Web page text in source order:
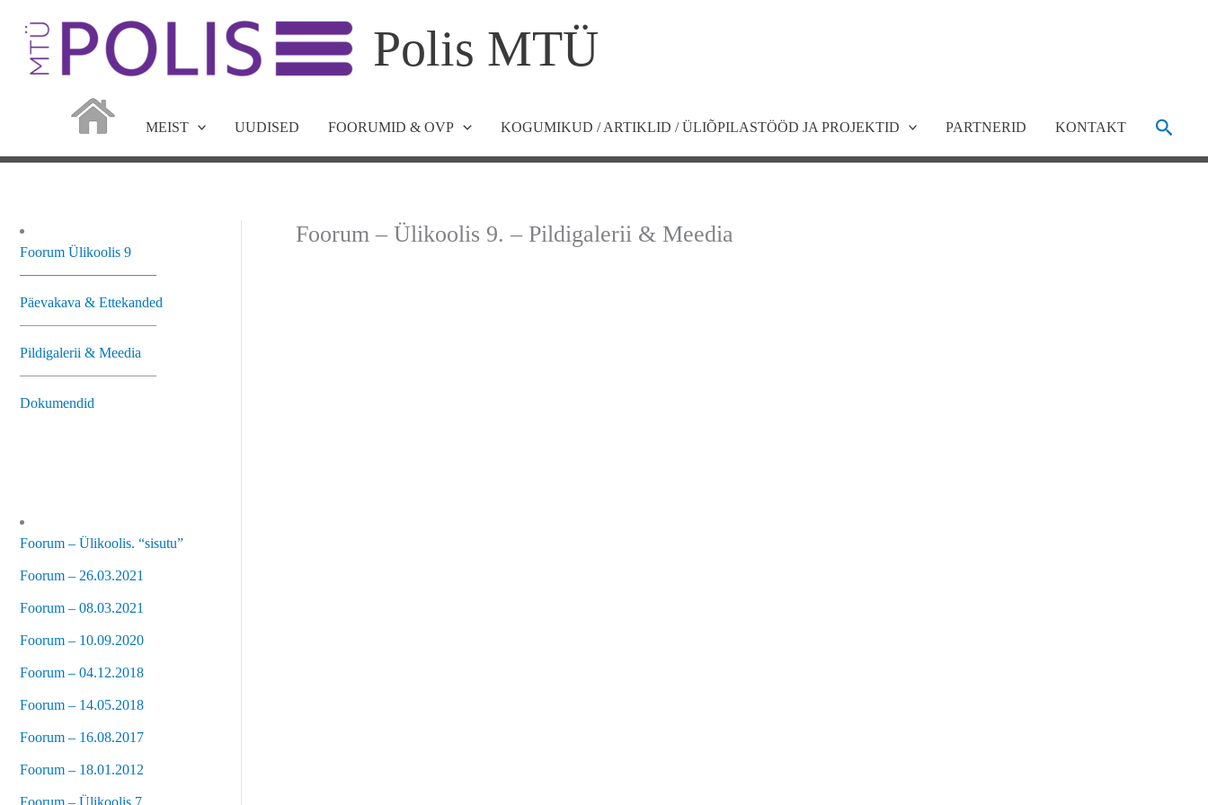
content
Polis MTÜ
MEIST UUDISED FOORUMID & OVP KOGUMIKUD / ARTIKLID / ÜLIÕPILASTÖÖD JA PROJEKTID PARTNERID KONTAKT Search
Foorum Ülikoolis 9
—————————–
Päevakava & Ettekanded
—————————–
Pildigalerii & Meedia
—————————–
Dokumendid
Foorum – Ülikoolis. “sisutu”
Foorum – 26.03.2021
Foorum – 08.03.2021
Foorum – 10.09.2020
Foorum – 04.12.2018
Foorum – 14.05.2018
Foorum – 16.08.2017
Foorum – 18.01.2012
Foorum – Ülikoolis 7
Foorum – Ülikoolis 9. – Pildigalerii & Meedia